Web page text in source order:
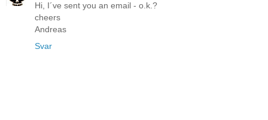
Hi, I´ve sent you an email - o.k.?
cheers
Andreas
Svar